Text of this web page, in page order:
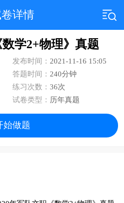
详情
学2+物理》真题
发布时间： 2021-11-16 15:05
答题时间： 240分钟
练习次数： 36次
试卷类型： 历年真题
始做题